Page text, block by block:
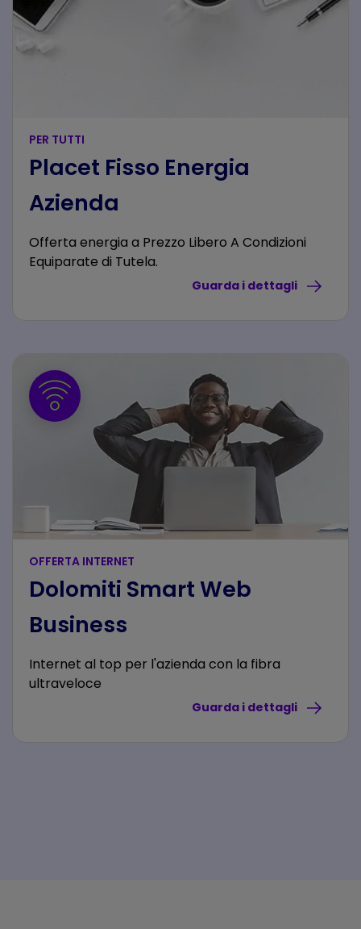
PER TUTTI
Placet Fisso Energia
Azienda
Offerta energia a Prezzo Libero A Condizioni
Equiparate di Tutela.
Guarda i dettagli
OFFERTA INTERNET
Dolomiti Smart Web
Business
Internet al top per l'azienda con la fibra
ultraveloce
Guarda i dettagli